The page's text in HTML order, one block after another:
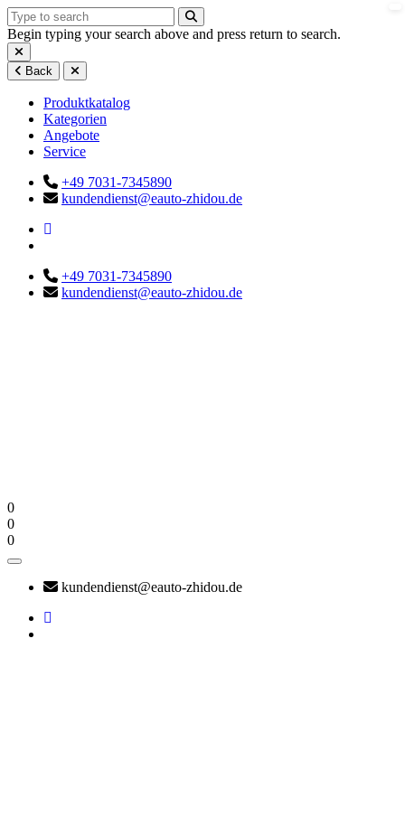
Begin typing your search above and press return to search.
Back
Produktkatalog
Kategorien
Angebote
Service
+49 7031-7345890
kundendienst@eauto-zhidou.de
+49 7031-7345890
kundendienst@eauto-zhidou.de
0
0
0
kundendienst@eauto-zhidou.de